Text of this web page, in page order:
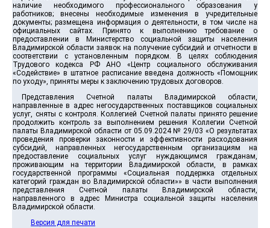
наличие необходимого профессионального образования у
работников; внесены необходимые изменения в учредительные
документы; размещена информация о деятельности, в том числе на
официальных сайтах. Принято к выполнению требование о
предоставлении в Министерство социальной защиты населения
Владимирской области заявок на получение субсидий и отчетности в
соответствии с установленным порядком. В целях соблюдения
Трудового кодекса РФ АНО «Центр социального обслуживания
«Содействие» в штатное расписание введена должность «Помощник
по уходу», приняты меры к заключению трудовых договоров.
Представления Счетной палаты Владимирской области,
направленные в адрес негосударственных поставщиков социальных
услуг, сняты с контроля. Коллегией Счетной палаты принято решение
продолжить контроль за выполнением решения Коллегии Счетной
палаты Владимирской области от 05.09.2024 № 29/03 «О результатах
проведения проверки законности и эффективности расходования
субсидий, направленных негосударственным организациям на
предоставление социальных услуг нуждающимся гражданам,
проживающим на территории Владимирской области, в рамках
государственной программы «Социальная поддержка отдельных
категорий граждан во Владимирской области»» в части выполнения
представления Счетной палаты Владимирской области,
направленного в адрес Министра социальной защиты населения
Владимирской области.
Версия для печати